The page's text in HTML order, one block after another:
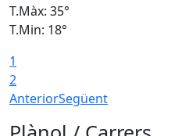
T.Màx: 35°
T.Min: 18°
1
2
AnteriorSegüent